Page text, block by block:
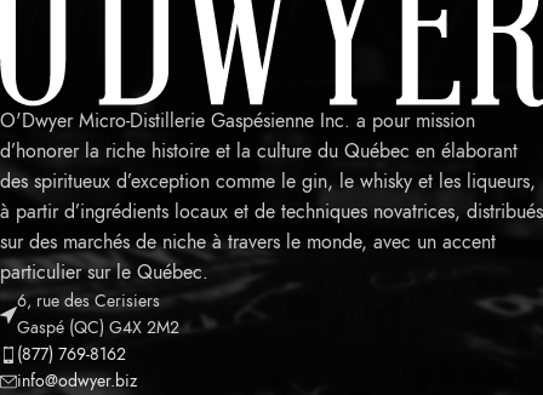
Leaflet
O'Dwyer Micro-Distillerie Gaspésienne Inc. a pour mission
d’honorer la riche histoire et la culture du Québec en élaborant
des spiritueux d’exception comme le gin, le whisky et les liqueurs,
à partir d’ingrédients locaux et de techniques novatrices, distribués
sur des marchés de niche à travers le monde, avec un accent
particulier sur le Québec.
6, rue des Cerisiers
Gaspé (QC) G4X 2M2
(877) 769-8162
info@odwyer.biz